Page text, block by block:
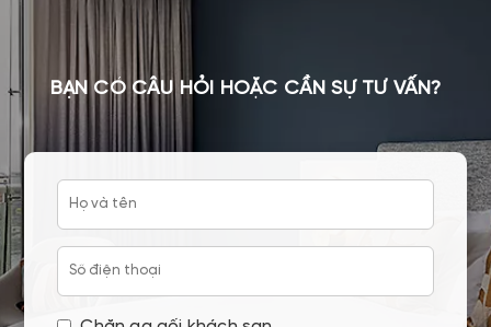
BẠN CÓ CÂU HỎI HOẶC CẦN SỰ TƯ VẤN?